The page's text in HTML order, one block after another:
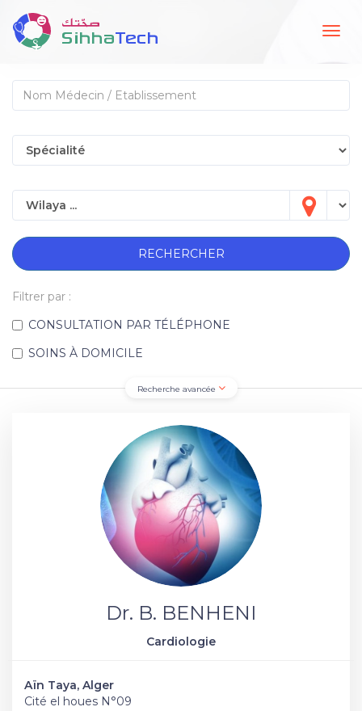
RECHERCHER
Filtrer par :
CONSULTATION PAR TÉLÉPHONE
SOINS À DOMICILE
Recherche avancée
Dr. B. BENHENI
Cardiologie
Aïn Taya, Alger
Cité el houes N°09